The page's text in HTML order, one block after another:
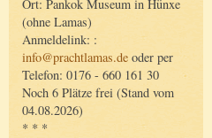
Ort: Pankok Museum in Hünxe
(ohne Lamas)
Anmeldelink: :
info@prachtlamas.de oder per
Telefon: 0176 - 660 161 30
Noch 6 Plätze frei (Stand vom
04.08.2026)
* * *